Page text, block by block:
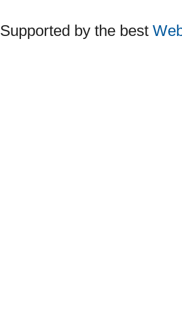
Supported by the best